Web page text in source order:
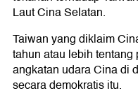
Laut Cina Selatan.
Taiwan yang diklaim
tahun atau lebih
angkatan udara Cina di
secara demokratis itu.